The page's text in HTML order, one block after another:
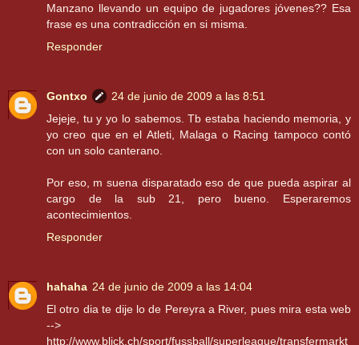
Manzano llevando un equipo de jugadores jóvenes?? Esa
frase es una contradicción en si misma.
Responder
Gontxo
24 de junio de 2009 a las 8:51
Jejeje, tu y yo lo sabemos. Tb estaba haciendo memoria, y
yo creo que en el Atleti, Malaga o Racing tampoco contó
con un solo canterano.
Por eso, m suena disparatado eso de que pueda aspirar al
cargo de la sub 21, pero bueno. Esperaremos
acontecimientos.
Responder
hahaha 24 de junio de 2009 a las 14:04
El otro dia te dije lo de Pereyra a River, pues mira esta web
-->
http://www.blick.ch/sport/fussball/superleague/transfermarkt